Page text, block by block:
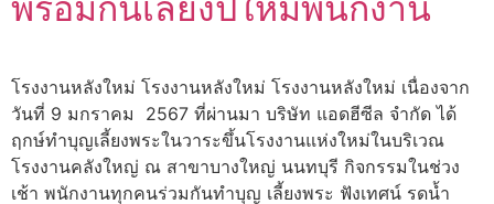
โรงงานหลังใหม่ โรงงานหลังใหม่ โรงงานหลังใหม่ เนื่องจาก
วันที่ 9 มกราคม 2567 ที่ผ่านมา บริษัท แอดฮีซีล จำกัด ได้
ฤกษ์ทำบุญเลี้ยงพระในวาระขึ้นโรงงานแห่งใหม่ในบริเวณ
โรงงานคลังใหญ่ ณ สาขาบางใหญ่ นนทบุรี กิจกรรมในช่วง
เช้า พนักงานทุกคนร่วมกันทำบุญ เลี้ยงพระ ฟังเทศน์ รดน้ำ